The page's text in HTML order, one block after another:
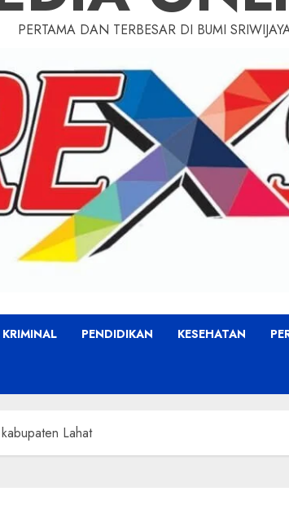
PERTAMA DAN TERBESAR DI BUMI
KRIMINAL PENDIDIKAN KESEHATAN
Lahat